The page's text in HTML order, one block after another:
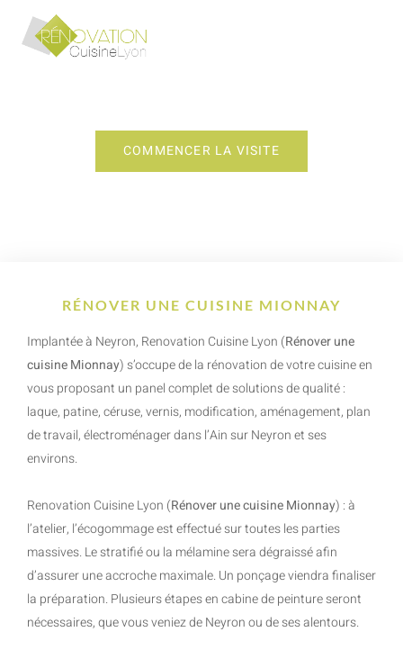
COMMENCER LA VISITE
RÉNOVER UNE CUISINE MIONNAY
Implantée à Neyron, Renovation Cuisine Lyon (Rénover une
cuisine Mionnay) s’occupe de la rénovation de votre cuisine en
vous proposant un panel complet de solutions de qualité :
laque, patine, céruse, vernis, modification, aménagement, plan
de travail, électroménager dans l’Ain sur Neyron et ses
environs.
Renovation Cuisine Lyon (Rénover une cuisine Mionnay) : à
l’atelier, l’écogommage est effectué sur toutes les parties
massives. Le stratifié ou la mélamine sera dégraissé afin
d’assurer une accroche maximale. Un ponçage viendra finaliser
la préparation. Plusieurs étapes en cabine de peinture seront
nécessaires, que vous veniez de Neyron ou de ses alentours.